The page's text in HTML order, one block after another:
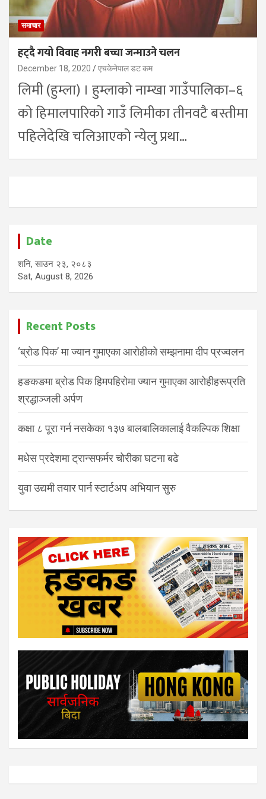
समाचार
हट्दै गयो विवाह नगरी बच्चा जन्माउने चलन
December 18, 2020 एचकेनेपाल डट कम
लिमी (हुम्ला) । हुम्लाको नाम्खा गाउँपालिका–६
को हिमालपारिको गाउँ लिमीका तीनवटै बस्तीमा
पहिलेदेखि चलिआएको न्येलु प्रथा…
Date
शनि, साउन २३, २०८३
Sat, August 8, 2026
Recent Posts
‘ब्रोड पिक’ मा ज्यान गुमाएका आरोहीको सम्झनामा दीप प्रज्वलन
हङकङमा ब्रोड पिक हिमपहिरोमा ज्यान गुमाएका आरोहीहरूप्रति
श्रद्धाञ्जली अर्पण
कक्षा ८ पूरा गर्न नसकेका १३७ बालबालिकालाई वैकल्पिक शिक्षा
मधेस प्रदेशमा ट्रान्सफर्मर चोरीका घटना बढे
युवा उद्यमी तयार पार्न स्टार्टअप अभियान सुरु